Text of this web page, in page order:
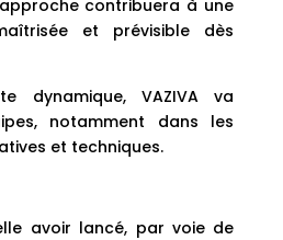
contribuera à une
et prévisible dès
dynamique, VAZIVA va
notamment dans les
et techniques.
avoir lancé, par voie de